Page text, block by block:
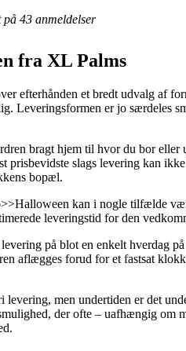
på 43 anmeldelser
fra XL Palms
efterhånden et bredt udvalg af
Leveringsformen er jo særdeles
bragt hjem til hvor du bor eller
prisbevidste slags levering kan
bopæl.
kan i nogle tilfælde
leveringstid for den
på blot en enkelt hverdag
aflægges forud for et fastsat
levering, men undertiden er det
der ofte – uafhængig